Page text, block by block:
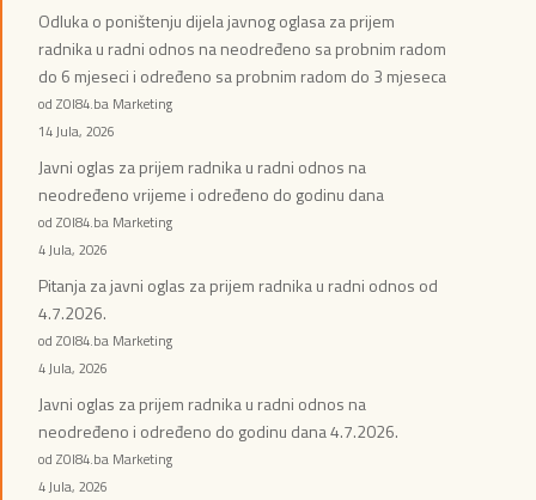
Odluka o poništenju dijela javnog oglasa za prijem
radnika u radni odnos na neodređeno sa probnim radom
do 6 mjeseci i određeno sa probnim radom do 3 mjeseca
od ZOI84.ba Marketing
14 Jula, 2026
Javni oglas za prijem radnika u radni odnos na
neodređeno vrijeme i određeno do godinu dana
od ZOI84.ba Marketing
4 Jula, 2026
Pitanja za javni oglas za prijem radnika u radni odnos od
4.7.2026.
od ZOI84.ba Marketing
4 Jula, 2026
Javni oglas za prijem radnika u radni odnos na
neodređeno i određeno do godinu dana 4.7.2026.
od ZOI84.ba Marketing
4 Jula, 2026